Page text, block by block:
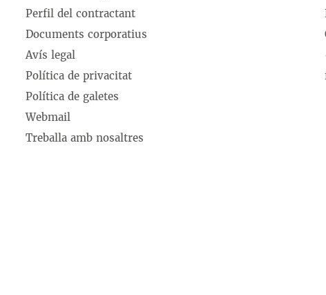
Perfil del contractant
Documents corporatius
Avís legal
Política de privacitat
Política de galetes
Webmail
Treballa amb nosaltres